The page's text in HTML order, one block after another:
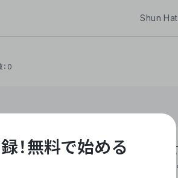
Shun
0
は、ビジネスオートメーションSaaS「Yoom
などの技術をノーコードで組み合わせたハイ
ワークを自動化するサービスを提供しています
！無料で始める